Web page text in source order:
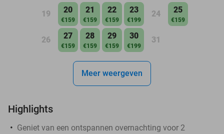
19 20
€159
21
€159
22
€159
23
€199
24 25
€159
26 27
€159
28
€159
29
€159
30
€199
31
Meer weergeven
Highlights
Geniet van een ontspannen overnachting voor 2